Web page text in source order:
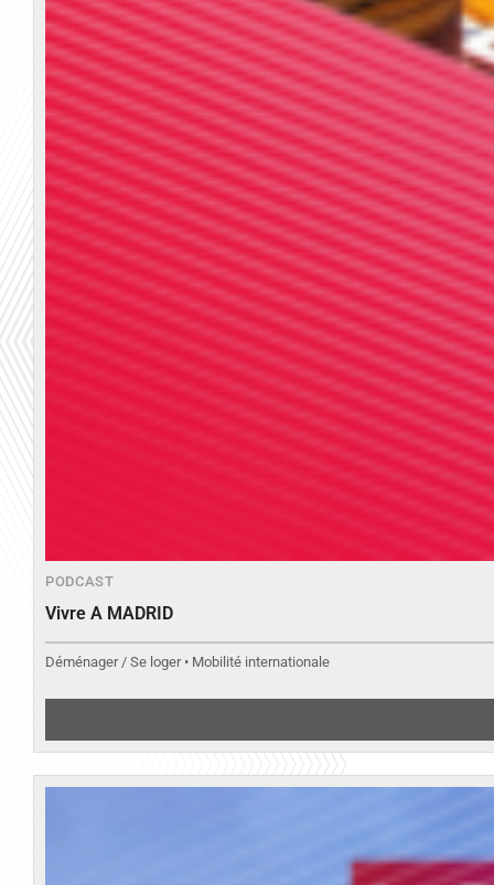
PODCAST
Vivre A MADRID
Déménager / Se loger • Mobilité internationale